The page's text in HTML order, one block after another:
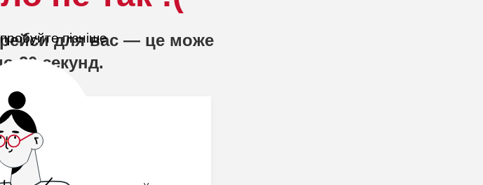
пізніше
для вас — це може
20 секунд.